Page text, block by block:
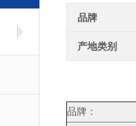
品牌
产地类别
品牌：